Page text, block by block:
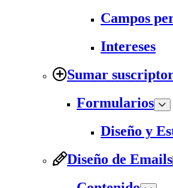
Campos
Intereses
Sumar
Formularios
Diseño y
Diseño de Emails